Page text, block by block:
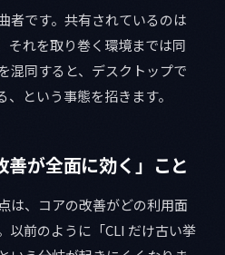
者です。共有されているのは
それを取り巻く環境までは同
混同すると、デスクトップで
という事態を招きます。
が全面に効く」こと
は、コアの改善がどの利用面
以前のように「CLI だけ古い挙